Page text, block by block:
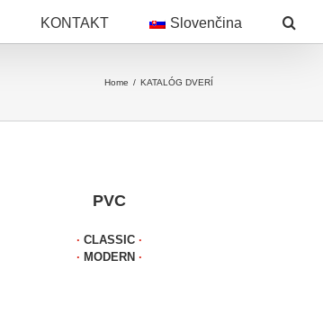
KONTAKT Slovenčina
Home / KATALÓG DVERÍ
PVC
∙ CLASSIC ∙
∙ MODERN ∙